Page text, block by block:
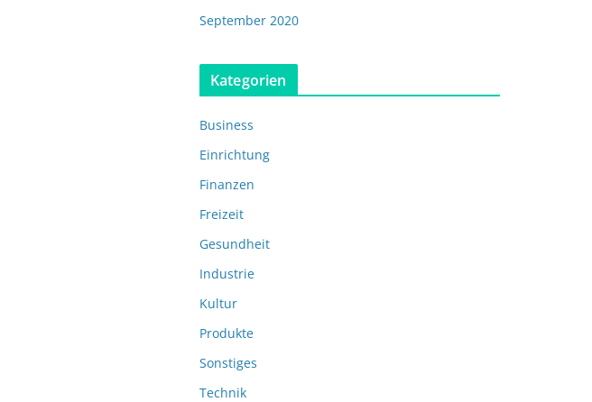
September 2020
Kategorien
Business
Einrichtung
Finanzen
Freizeit
Gesundheit
Industrie
Kultur
Produkte
Sonstiges
Technik